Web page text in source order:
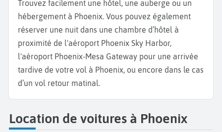
Trouvez facilement une hôtel, une auberge ou un
hébergement à Phoenix. Vous pouvez également
réserver une nuit dans une chambre d’hôtel à
proximité de l'aéroport Phoenix Sky Harbor,
l'aéroport Phoenix-Mesa Gateway pour une arrivée
tardive de votre vol à Phoenix, ou encore dans le cas
d’un vol retour matinal.
Location de voitures à Phoenix